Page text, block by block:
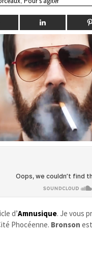
d’Amnusique. Je vous
Phocéenne. Bronson